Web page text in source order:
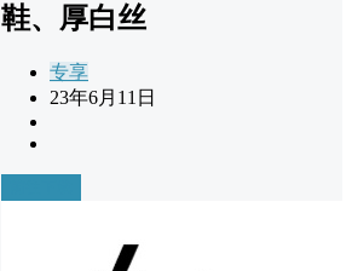
鞋、厚白丝
专享
23年6月11日